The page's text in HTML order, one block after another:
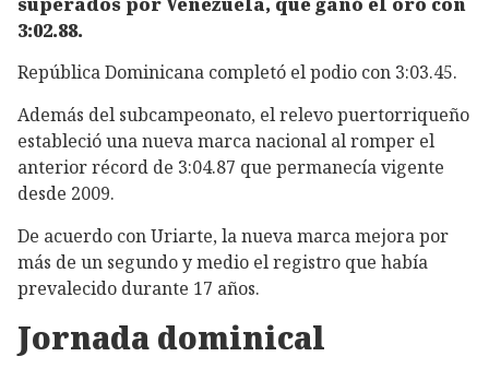
3:02.88.
República Dominicana completó el podio con 3:03.45.
Además del subcampeonato, el relevo puertorriqueño
estableció una nueva marca nacional al romper el
anterior récord de 3:04.87 que permanecía vigente
desde 2009.
De acuerdo con Uriarte, la nueva marca mejora por
más de un segundo y medio el registro que había
prevalecido durante 17 años.
Jornada dominical